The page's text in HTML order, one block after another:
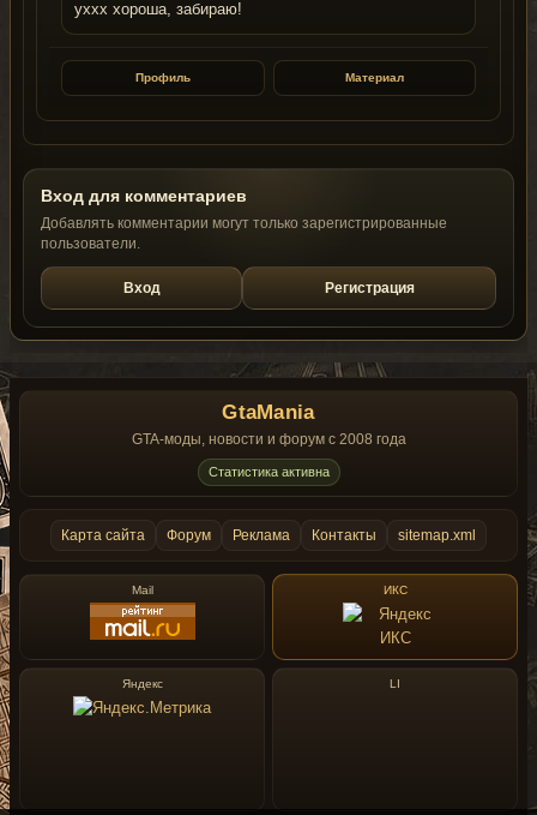
уххх хороша, забираю!
Профиль Материал
Вход для комментариев
Добавлять комментарии могут только зарегистрированные
пользователи.
Вход Регистрация
GtaMania
GTA-моды, новости и форум с 2008 года
Статистика активна
Карта сайта Форум Реклама Контакты sitemap.xml
Mail ИКС
Яндекс LI